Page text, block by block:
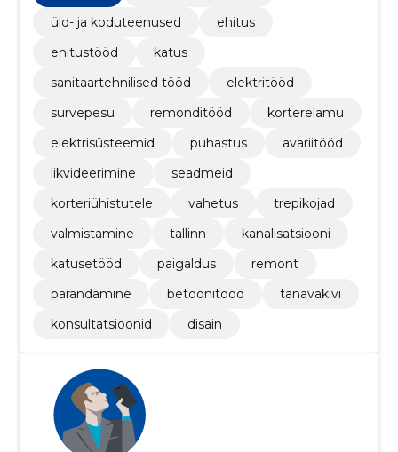
üld- ja koduteenused
ehitus
ehitustööd
katus
sanitaartehnilised tööd
elektritööd
survepesu
remonditööd
korterelamu
elektrisüsteemid
puhastus
avariitööd
likvideerimine
seadmeid
korteriühistutele
vahetus
trepikojad
valmistamine
tallinn
kanalisatsiooni
katusetööd
paigaldus
remont
parandamine
betoonitööd
tänavakivi
konsultatsioonid
disain